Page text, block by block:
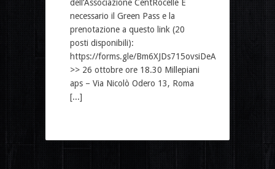
dell’Associazione CentRocelle È
necessario il Green Pass e la
prenotazione a questo link (20
posti disponibili):
https://forms.gle/Bm6XJDs715ovsiDeA
>> 26 ottobre ore 18.30 Millepiani
aps – Via Nicolò Odero 13, Roma
[...]